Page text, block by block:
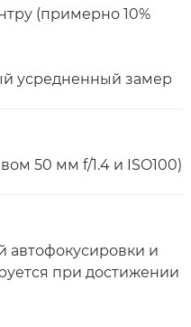
(примерно 10%
усредненный замер
50 мм f/1.4 и ISO100)
автофокусировки и
при достижении